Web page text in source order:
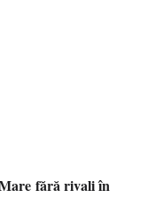
fără rivali în